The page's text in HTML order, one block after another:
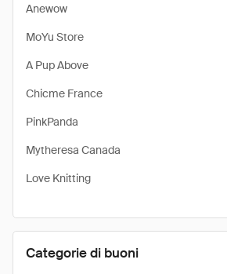
Anewow
MoYu Store
A Pup Above
Chicme France
PinkPanda
Mytheresa Canada
Love Knitting
Categorie di buoni